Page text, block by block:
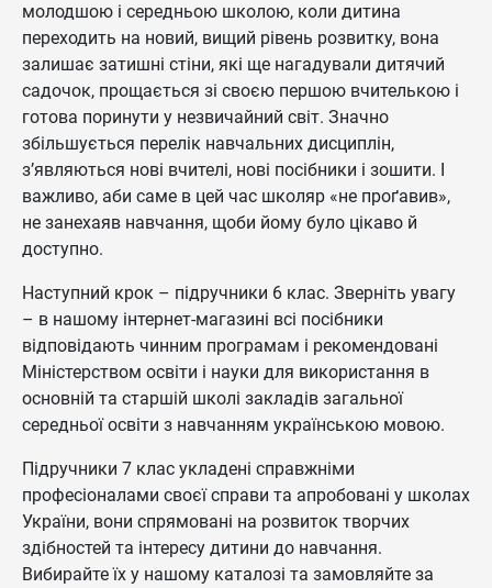
молодшою і середньою школою, коли дитина
переходить на новий, вищий рівень розвитку, вона
залишає затишні стіни, які ще нагадували дитячий
садочок, прощається зі своєю першою вчителькою і
готова поринути у незвичайний світ. Значно
збільшується перелік навчальних дисциплін,
з’являються нові вчителі, нові посібники і зошити. І
важливо, аби саме в цей час школяр «не проґавив»,
не занехаяв навчання, щоби йому було цікаво й
доступно.
Наступний крок – підручники 6 клас. Зверніть увагу
– в нашому інтернет-магазині всі посібники
відповідають чинним програмам і рекомендовані
Міністерством освіти і науки для використання в
основній та старшій школі закладів загальної
середньої освіти з навчанням українською мовою.
Підручники 7 клас укладені справжніми
професіоналами своєї справи та апробовані у школах
України, вони спрямовані на розвиток творчих
здібностей та інтересу дитини до навчання.
Вибирайте їх у нашому каталозі та замовляйте за